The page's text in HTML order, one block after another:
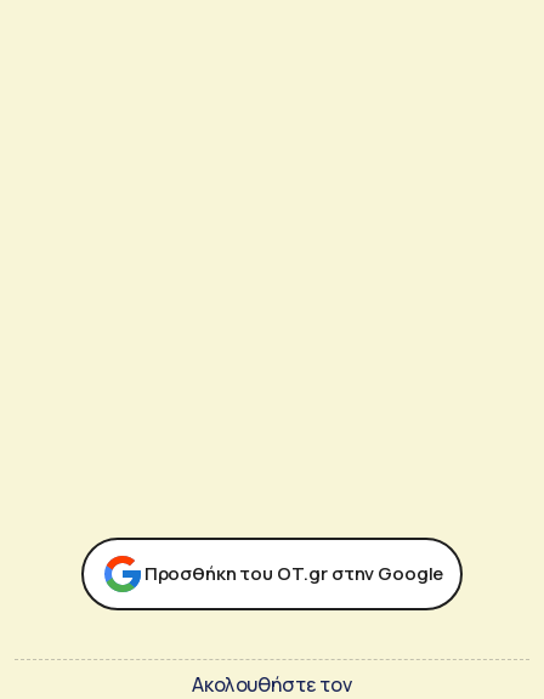
Προσθήκη του ΟΤ.gr στην Google
Ακολουθήστε τον